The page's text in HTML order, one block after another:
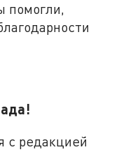
помогли,
с редакцией